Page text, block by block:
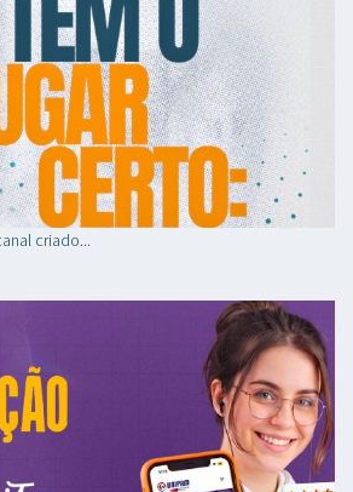
criado...